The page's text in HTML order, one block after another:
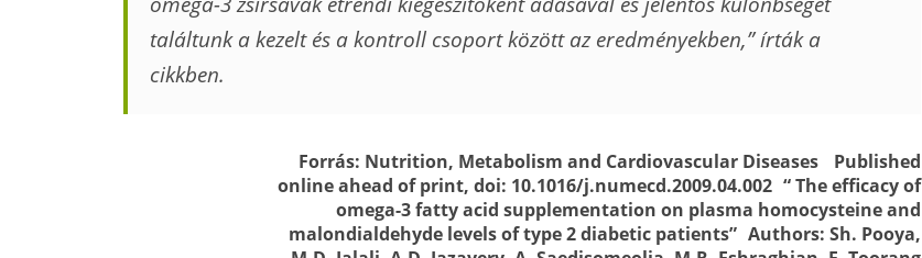
találtunk a kezelt és a kontroll csoport között az eredményekben,” írták a
cikkben.
Forrás: Nutrition, Metabolism and Cardiovascular Diseases Published
online ahead of print, doi: 10.1016/j.numecd.2009.04.002 “ The efficacy of
omega-3 fatty acid supplementation on plasma homocysteine and
malondialdehyde levels of type 2 diabetic patients” Authors: Sh. Pooya,